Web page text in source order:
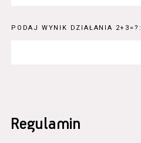
PODAJ WYNIK DZIAŁANIA 2+3=?:
Regulamin